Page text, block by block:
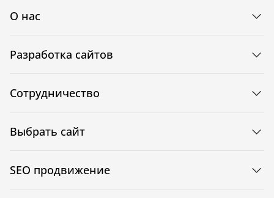
О нас
Разработка сайтов
Сотрудничество
Выбрать сайт
SEO продвижение